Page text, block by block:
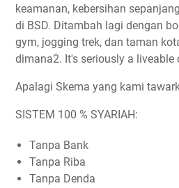
keamanan, kebersihan
di BSD. Ditambah lagi dengan
gym, jogging trek, dan taman
dimana2. It's seriously a liveable
Apalagi Skema yang kami
SISTEM 100 % SYARIAH:
Tanpa Bank
Tanpa Riba
Tanpa Denda